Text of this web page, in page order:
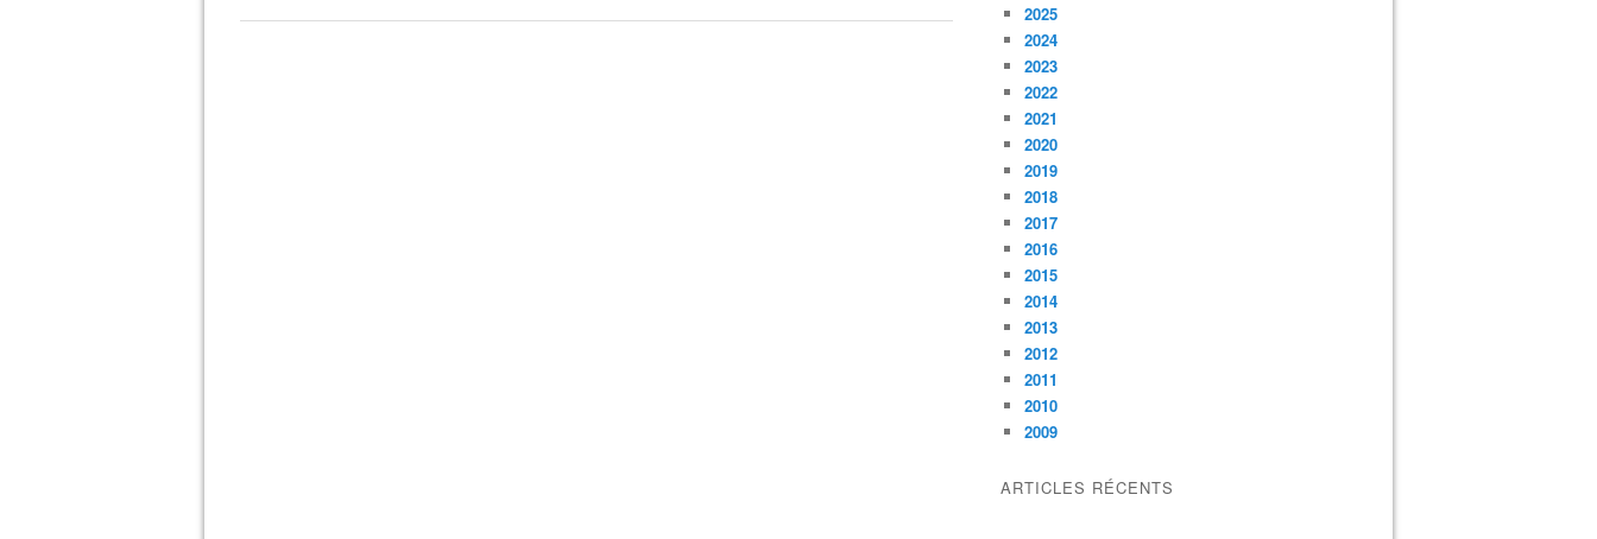
2025
2024
2023
2022
2021
2020
2019
2018
2017
2016
2015
2014
2013
2012
2011
2010
2009
ARTICLES RÉCENTS